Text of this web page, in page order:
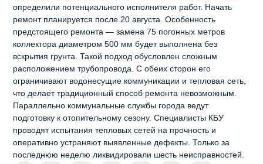
определили потенциального исполнителя работ. Начать
ремонт планируется после 20 августа. Особенность
предстоящего ремонта — замена 75 погонных метров
коллектора диаметром 500 мм будет выполнена без
вскрытия грунта. Такой подход обусловлен сложным
расположением трубопровода. С обеих сторон его
ограничивают водонесущие коммуникации и тепловая сеть,
что делает традиционный способ ремонта невозможным.
Параллельно коммунальные службы города ведут
подготовку к отопительному сезону. Специалисты КБУ
проводят испытания тепловых сетей на прочность и
оперативно устраняют выявленные дефекты. Только за
последнюю неделю ликвидировали шесть неисправностей.